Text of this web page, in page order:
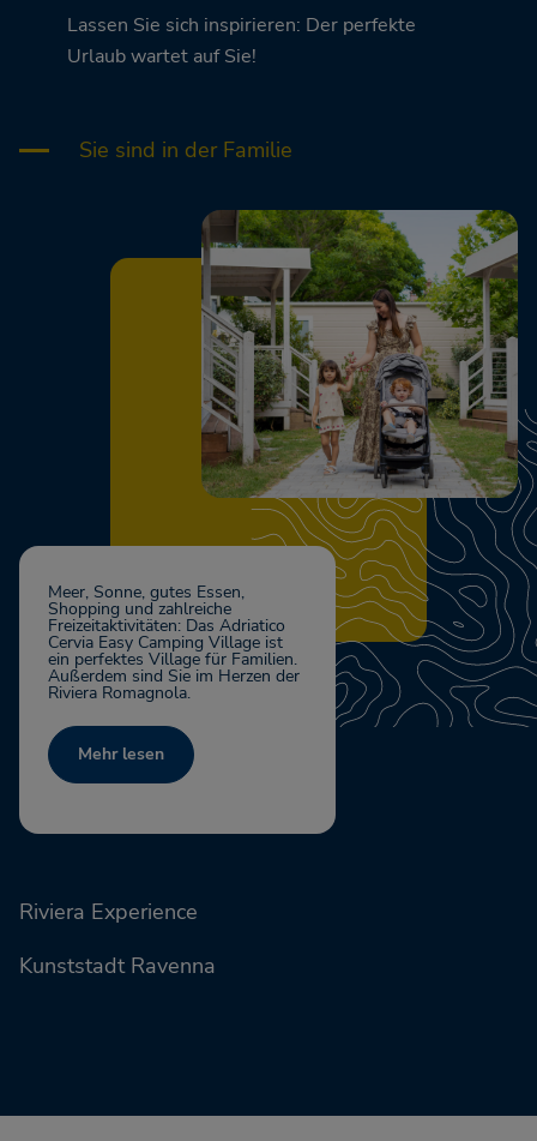
Lassen Sie sich inspirieren: Der perfekte
Urlaub wartet auf Sie!
Sie sind in der Familie
Meer, Sonne, gutes Essen,
Shopping und zahlreiche
Freizeitaktivitäten: Das Adriatico
Cervia Easy Camping Village ist
ein perfektes Village für Familien.
Außerdem sind Sie im Herzen der
Riviera Romagnola.
Mehr lesen
Riviera Experience
Kunststadt Ravenna